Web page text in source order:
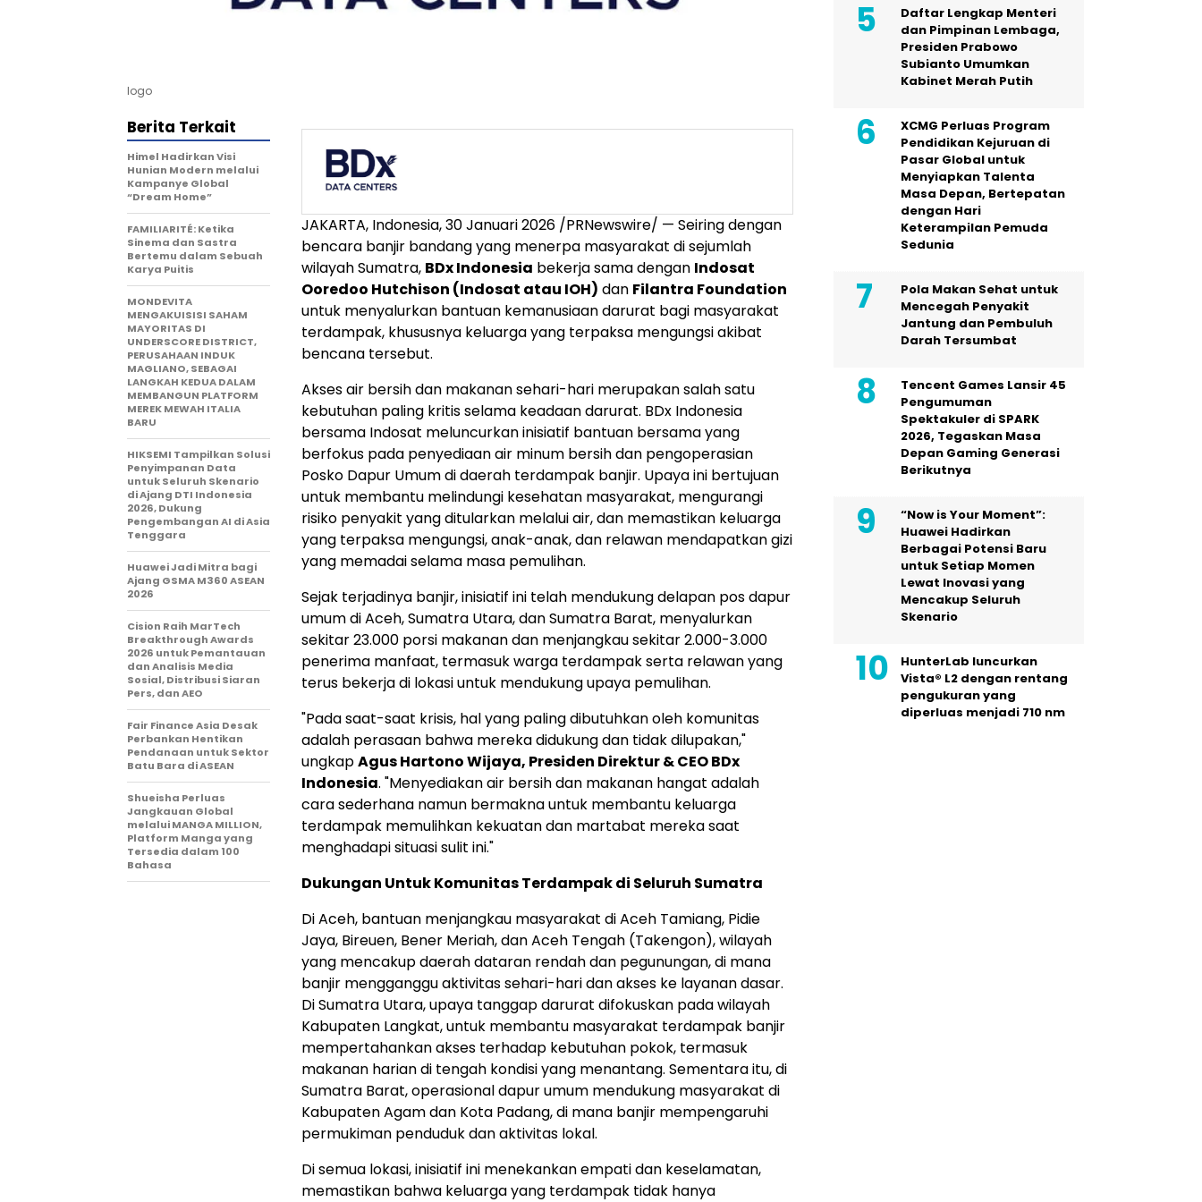
logo
JAKARTA, Indonesia, 30 Januari 2026 /PRNewswire/ — Seiring dengan
bencara banjir bandang yang menerpa masyarakat di sejumlah
wilayah Sumatra, BDx Indonesia bekerja sama dengan Indosat
Ooredoo Hutchison (Indosat atau IOH) dan Filantra Foundation
untuk menyalurkan bantuan kemanusiaan darurat bagi masyarakat
terdampak, khususnya keluarga yang terpaksa mengungsi akibat
bencana tersebut.
Akses air bersih dan makanan sehari-hari merupakan salah satu
kebutuhan paling kritis selama keadaan darurat. BDx Indonesia
bersama Indosat meluncurkan inisiatif bantuan bersama yang
berfokus pada penyediaan air minum bersih dan pengoperasian
Posko Dapur Umum di daerah terdampak banjir. Upaya ini bertujuan
untuk membantu melindungi kesehatan masyarakat, mengurangi
risiko penyakit yang ditularkan melalui air, dan memastikan keluarga
yang terpaksa mengungsi, anak-anak, dan relawan mendapatkan gizi
yang memadai selama masa pemulihan.
Sejak terjadinya banjir, inisiatif ini telah mendukung delapan pos dapur
umum di Aceh, Sumatra Utara, dan Sumatra Barat, menyalurkan
sekitar 23.000 porsi makanan dan menjangkau sekitar 2.000-3.000
penerima manfaat, termasuk warga terdampak serta relawan yang
terus bekerja di lokasi untuk mendukung upaya pemulihan.
"Pada saat-saat krisis, hal yang paling dibutuhkan oleh komunitas
adalah perasaan bahwa mereka didukung dan tidak dilupakan,"
ungkapAgus Hartono Wijaya, Presiden Direktur & CEO BDx
Indonesia. "Menyediakan air bersih dan makanan hangat adalah
cara sederhana namun bermakna untuk membantu keluarga
terdampak memulihkan kekuatan dan martabat mereka saat
menghadapi situasi sulit ini."
Dukungan Untuk Komunitas Terdampak di Seluruh Sumatra
Di Aceh, bantuan menjangkau masyarakat di Aceh Tamiang, Pidie
Jaya, Bireuen, Bener Meriah, dan Aceh Tengah (Takengon), wilayah
yang mencakup daerah dataran rendah dan pegunungan, di mana
banjir mengganggu aktivitas sehari-hari dan akses ke layanan dasar.
Di Sumatra Utara, upaya tanggap darurat difokuskan pada wilayah
Kabupaten Langkat, untuk membantu masyarakat terdampak banjir
mempertahankan akses terhadap kebutuhan pokok, termasuk
makanan harian di tengah kondisi yang menantang. Sementara itu, di
Sumatra Barat, operasional dapur umum mendukung masyarakat di
Kabupaten Agam dan Kota Padang, di mana banjir mempengaruhi
permukiman penduduk dan aktivitas lokal.
Di semua lokasi, inisiatif ini menekankan empati dan keselamatan,
memastikan bahwa keluarga yang terdampak tidak hanya
Berita Terkait
Himel Hadirkan Visi
Hunian Modern melalui
Kampanye Global
“Dream Home”
FAMILIARITÉ: Ketika
Sinema dan Sastra
Bertemu dalam Sebuah
Karya Puitis
MONDEVITA
MENGAKUISISI SAHAM
MAYORITAS DI
UNDERSCORE DISTRICT,
PERUSAHAAN INDUK
MAGLIANO, SEBAGAI
LANGKAH KEDUA DALAM
MEMBANGUN PLATFORM
MEREK MEWAH ITALIA
BARU
HIKSEMI Tampilkan Solusi
Penyimpanan Data
untuk Seluruh Skenario
di Ajang DTI Indonesia
2026, Dukung
Pengembangan AI di Asia
Tenggara
Huawei Jadi Mitra bagi
Ajang GSMA M360 ASEAN
2026
Cision Raih MarTech
Breakthrough Awards
2026 untuk Pemantauan
dan Analisis Media
Sosial, Distribusi Siaran
Pers, dan AEO
Fair Finance Asia Desak
Perbankan Hentikan
Pendanaan untuk Sektor
Batu Bara di ASEAN
Shueisha Perluas
Jangkauan Global
melalui MANGA MILLION,
Platform Manga yang
Tersedia dalam 100
Bahasa
Daftar Lengkap Menteri
dan Pimpinan Lembaga,
Presiden Prabowo
Subianto Umumkan
Kabinet Merah Putih
XCMG Perluas Program
Pendidikan Kejuruan di
Pasar Global untuk
Menyiapkan Talenta
Masa Depan, Bertepatan
dengan Hari
Keterampilan Pemuda
Sedunia
Pola Makan Sehat untuk
Mencegah Penyakit
Jantung dan Pembuluh
Darah Tersumbat
Tencent Games Lansir 45
Pengumuman
Spektakuler di SPARK
2026, Tegaskan Masa
Depan Gaming Generasi
Berikutnya
“Now is Your Moment”:
Huawei Hadirkan
Berbagai Potensi Baru
untuk Setiap Momen
Lewat Inovasi yang
Mencakup Seluruh
Skenario
HunterLab luncurkan
Vista® L2 dengan rentang
pengukuran yang
diperluas menjadi 710 nm